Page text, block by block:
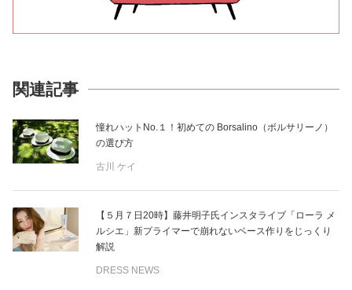
関連記事
憧れハットNo.１！初めての Borsalino（ボルサリーノ）
の選び方
古川 ケイ
【５月７日20時】藤井明子氏インスタライブ「ローラ メ
ルシエ」新プライマーで崩れないベース作りをじっくり
解説
DRESS NEWS